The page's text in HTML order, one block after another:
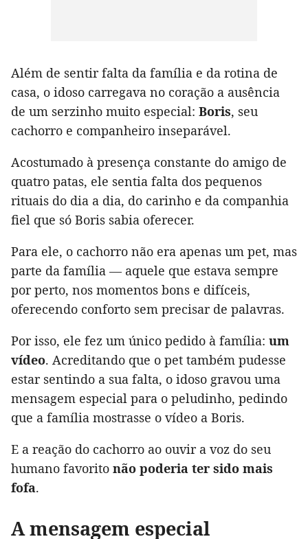
Além de sentir falta da família e da rotina de
casa, o idoso carregava no coração a ausência
de um serzinho muito especial: Boris, seu
cachorro e companheiro inseparável.
Acostumado à presença constante do amigo de
quatro patas, ele sentia falta dos pequenos
rituais do dia a dia, do carinho e da companhia
fiel que só Boris sabia oferecer.
Para ele, o cachorro não era apenas um pet, mas
parte da família — aquele que estava sempre
por perto, nos momentos bons e difíceis,
oferecendo conforto sem precisar de palavras.
Por isso, ele fez um único pedido à família: um
vídeo. Acreditando que o pet também pudesse
estar sentindo a sua falta, o idoso gravou uma
mensagem especial para o peludinho, pedindo
que a família mostrasse o vídeo a Boris.
E a reação do cachorro ao ouvir a voz do seu
humano favorito não poderia ter sido mais
fofa.
A mensagem especial